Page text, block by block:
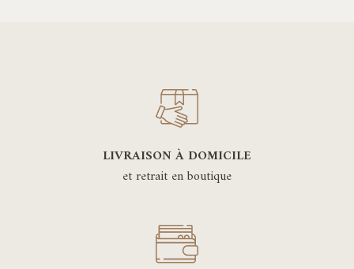
LIVRAISON À DOMICILE
et retrait en boutique